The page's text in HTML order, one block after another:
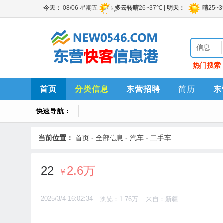
信息
热门搜索
首页 分类信息 东营招聘 简历
快速导航：
当前位置： 首页 - 全部信息 - 汽车 - 二手车
22 ￥ 2.6万
2025/3/4 16:02:34 浏览：1.76万 来自：新疆